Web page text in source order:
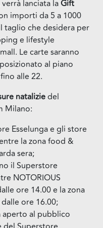
lanciata laGift
importi da 5 a 1000
taglio che desidera per
e lifestyle
Le carte saranno
al piano
alle 22.
nataliziedel
Milano:
Esselunga e gli store
la zona food &
sera;
il Superstore
NOTORIOUS
ore 14.00 e la zona
ore 16.00;
aperto al pubblico